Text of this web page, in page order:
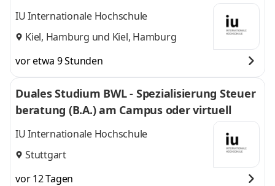
IU Internationale Hochschule
Kiel, Hamburg und Kiel, Hamburg
vor etwa 9 Stunden
Duales Studium BWL - Spezialisierung Steuer
beratung (B.A.) am Campus oder virtuell
IU Internationale Hochschule
Stuttgart
vor 12 Tagen